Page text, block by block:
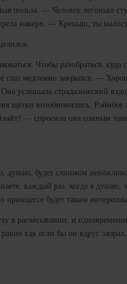
польза. — Человек легонько
наверх. — Крепыш, ты
Чтобы разобраться,
глаз медленно закрылся. —
услышала страдальческий
щётки возобновились.
— спросила она сонным
будет слишком
каждый раз, когда я думаю,
принцессе будет таким
в расчёсывании, и
как если бы он вдруг